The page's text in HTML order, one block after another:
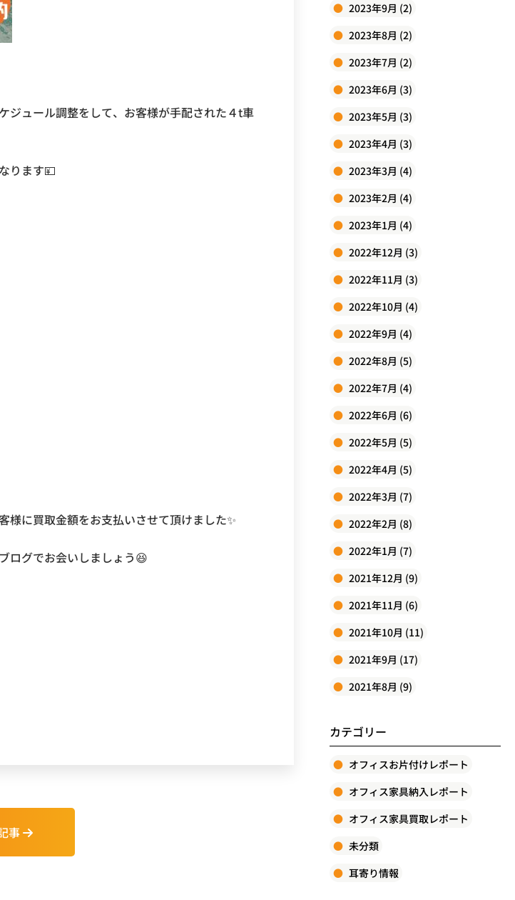
ジュール調整をして、お客様が手配された４t車
ります💴
に買取金額をお支払いさせて頂けました✨
ログでお会いしましょう😆
事
2023年9月 (2)
2023年8月 (2)
2023年7月 (2)
2023年6月 (3)
2023年5月 (3)
2023年4月 (3)
2023年3月 (4)
2023年2月 (4)
2023年1月 (4)
2022年12月 (3)
2022年11月 (3)
2022年10月 (4)
2022年9月 (4)
2022年8月 (5)
2022年7月 (4)
2022年6月 (6)
2022年5月 (5)
2022年4月 (5)
2022年3月 (7)
2022年2月 (8)
2022年1月 (7)
2021年12月 (9)
2021年11月 (6)
2021年10月 (11)
2021年9月 (17)
2021年8月 (9)
カテゴリー
オフィスお片付けレポート
オフィス家具納入レポート
オフィス家具買取レポート
未分類
耳寄り情報